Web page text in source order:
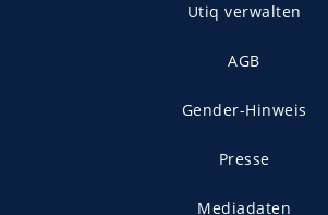
Utiq verwalten
AGB
Gender-Hinweis
Presse
Mediadaten